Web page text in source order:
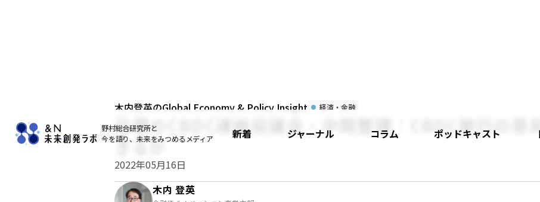
野村総合研究所と
今を語り、未来をみつめるメディア
新着 ジャーナル コラム ポッドキャスト
木内登英のGlobal Economy & Policy Insight 経済・金融
日銀のCBDC連絡協議会・中間整理：CBDC発行の是
きるか
2022年05月16日
木内 登英